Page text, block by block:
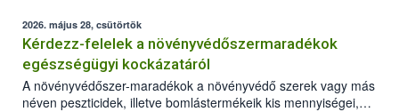
2026. május 28, csütörtök
Kérdezz-felelek a növényvédőszermaradékok
egészségügyi kockázatáról
A növényvédőszer-maradékok a növényvédő szerek vagy más
néven peszticidek, illetve bomlástermékeik kis mennyiségei,